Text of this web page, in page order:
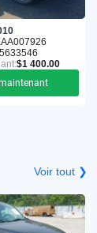
$1 400.00
Voir tout ❯